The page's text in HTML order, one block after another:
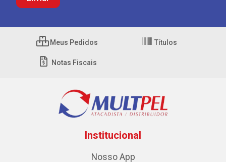
Meus Pedidos Títulos
Notas Fiscais
Institucional
Nosso App